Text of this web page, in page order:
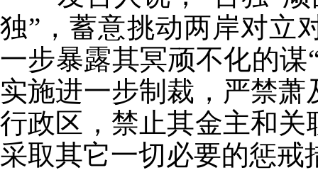
独”，蓄意挑动两岸对立
一步暴露其冥顽不化的
实施进一步制裁，严禁
行政区，禁止其金主和
采取其它一切必要的惩戒